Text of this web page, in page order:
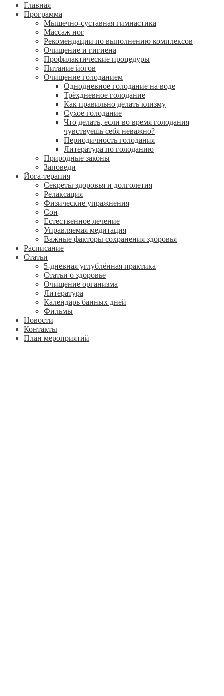
Главная
Программа
Мышечно-суставная гимнастика
Массаж ног
Рекомендации по выполнению комплексов
Очищение и гигиена
Профилактические процедуры
Питание йогов
Очищение голоданием
Однодневное голодание на воде
Трёхдневное голодание
Как правильно делать клизму
Сухое голодание
Что делать, если во время голодания
чувствуешь себя неважно?
Периодичность голодания
Литература по голоданию
Природные законы
Заповеди
Йога-терапия
Секреты здоровья и долголетия
Релаксация
Физические упражнения
Сон
Естественное лечение
Управляемая медитация
Важные факторы сохранения здоровья
Расписание
Статьи
5-дневная углублённая практика
Статьи о здоровье
Очищение организма
Литература
Календарь банных дней
Фильмы
Новости
Контакты
План мероприятий